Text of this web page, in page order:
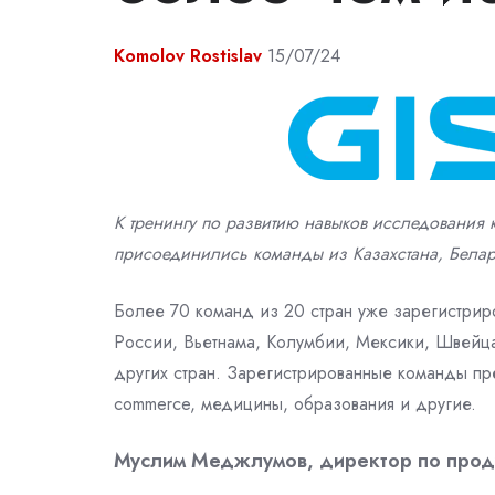
Komolov Rostislav 15/07/24
К тренингу по развитию навыков
присоединились команды из Казахстана,
Более 70 команд из 20 стран уже
России, Вьетнама, Колумбии, Мексики,
других стран. Зарегистрированные команды
commerce, медицины, образования и другие.
Муслим Меджлумов, директор по